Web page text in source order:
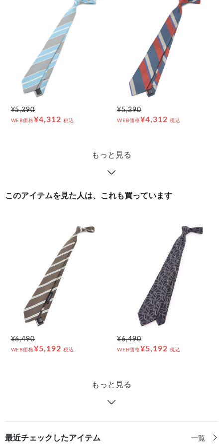
¥5,390
WEB価格¥4,312 税込
¥5,390
WEB価格¥4,312 税込
もっと見る
このアイテムを見た人は、これも買っています
¥6,490
WEB価格¥5,192 税込
¥6,490
WEB価格¥5,192 税込
もっと見る
最近チェックしたアイテム 一覧